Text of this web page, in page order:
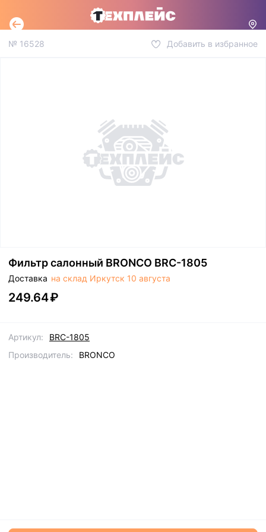
№ 16528 Добавить в избранное
Фильтр салонный BRONCO BRC-1805
Доставка на склад Иркутск 10 августа
249.64₽
Артикул:
BRC-1805
Производитель: BRONCO